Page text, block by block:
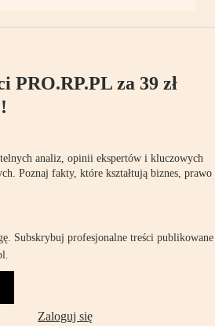
PRO.RP.PL za 39 zł
analiz, opinii ekspertów i kluczowych
Poznaj fakty, które kształtują biznes, prawo
Subskrybuj profesjonalne treści publikowane
Zaloguj się